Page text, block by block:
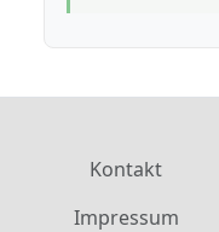
Kontakt
Impressum